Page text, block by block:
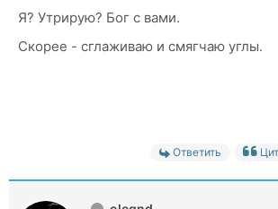
Я? Утрирую? Бог с вами.
Скорее - сглаживаю и смягчаю углы.
Ответить